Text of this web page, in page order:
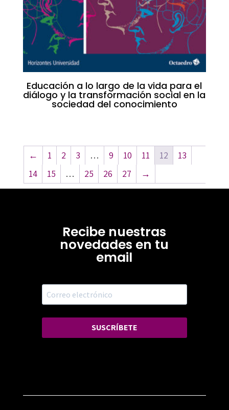
Educación a lo largo de la vida para el
diálogo y la transformación social en la
sociedad del conocimiento
← 1 2 3 … 9 10 11 12
13
14
15 … 25 26 27 →
Recibe nuestras
novedades en tu
email
SUSCRÍBETE